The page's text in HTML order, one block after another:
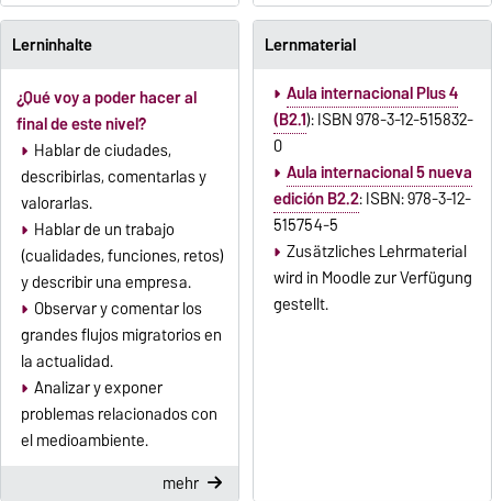
Lerninhalte
¿Qué voy a poder hacer al
final de este nivel?
Hablar de ciudades,
describirlas, comentarlas y
valorarlas.
Hablar de un trabajo
(cualidades, funciones, retos)
y describir una empresa.
Observar y comentar los
grandes flujos migratorios en
la actualidad.
Analizar y exponer
problemas relacionados con
el medioambiente.
mehr
Lernmaterial
Aula internacional Plus 4
(B2.1): ISBN 978-3-12-515832-
0
Aula internacional 5 nueva
edición B2.2: ISBN: 978-3-12-
515754-5
Zusätzliches Lehrmaterial
wird in Moodle zur Verfügung
gestellt.